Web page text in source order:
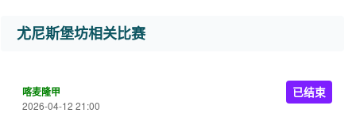
尤尼斯堡坊相关比赛
喀麦隆甲
2026-04-12 21:00
已结束